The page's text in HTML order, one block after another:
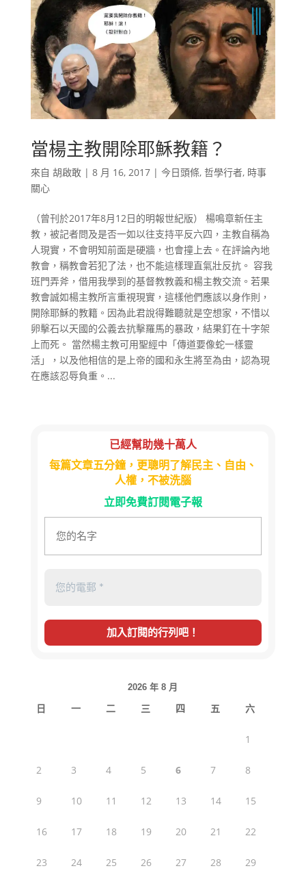
當楊主教開除耶穌教籍？
來自 胡啟敢| 8 月 16, 2017| 今日頭條, 哲學行者, 時事
關心
（曾刊於2017年8月12日的明報世紀版） 楊鳴章新任主
教，被記者問及是否一如以往支持平反六四，主教自稱為
人現實，不會明知前面是硬牆，也會撞上去。在評論內地
教會，稱教會若犯了法，也不能這樣理直氣壯反抗。 容我
班門弄斧，借用我學到的基督教教義和楊主教交流。若果
教會誠如楊主教所言重視現實，這樣他們應該以身作則，
開除耶穌的教籍。因為此君說得難聽就是空想家，不惜以
卵擊石以天國的公義去抗擊羅馬的暴政，結果釘在十字架
上而死。 當然楊主教可用聖經中「傳道要像蛇一樣靈
活」，以及他相信的是上帝的國和永生將至為由，認為現
在應該忍辱負重。...
已經幫助幾十萬人
每篇文章五分鐘，更聰明了解民主、自由、
人權，不被洗腦
立即免費訂閱電子報
2026 年 8 月
日 一 二 三 四 五 六
1
2 3 4 5 6 7 8
9 10 11 12 13 14 15
16 17 18 19 20 21 22
23 24 25 26 27 28 29